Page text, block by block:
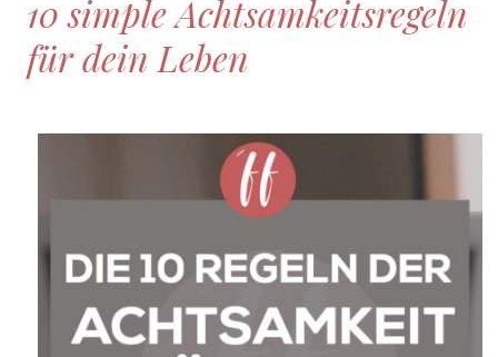
10 simple Achtsamkeitsregeln
für dein Leben